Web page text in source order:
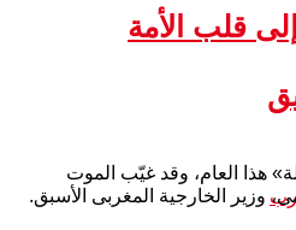
قلب الأمة
هذا العام، وقد غيّب الموت
الخارجية المغربى الأسبق.